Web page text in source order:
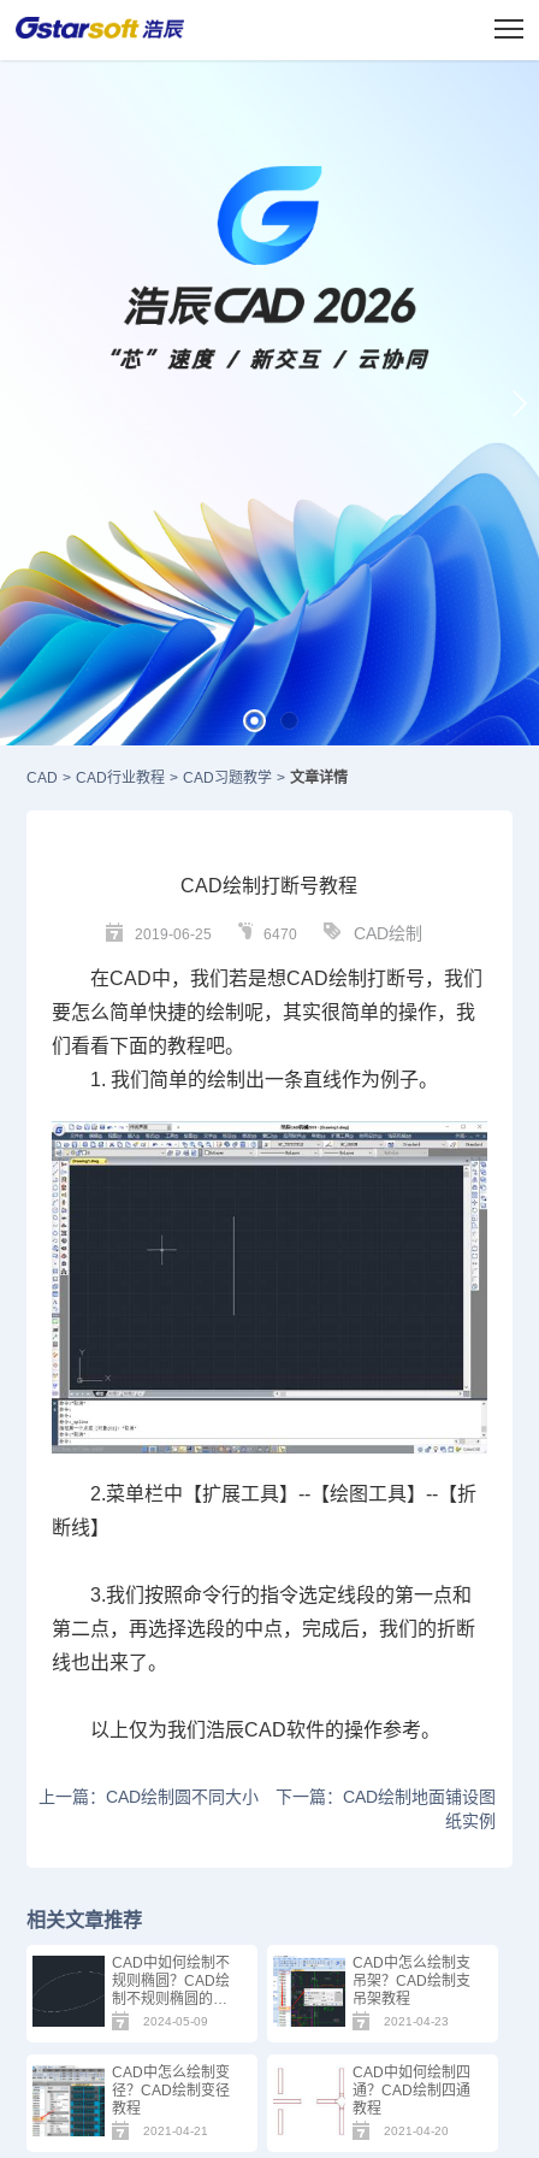
CAD > CAD行业教程 > CAD习题教学 > 文章详情
CAD绘制打断号教程
2019-06-25 6470 CAD绘制
在CAD中，我们若是想CAD绘制打断号，我们
要怎么简单快捷的绘制呢，其实很简单的操作，我
们看看下面的教程吧。
1. 我们简单的绘制出一条直线作为例子。
2.菜单栏中【扩展工具】 --【绘图工具】 --【折
断线】
3.我们按照命令行的指令选定线段的第一点和
第二点，再选择选段的中点，完成后，我们的折断
线也出来了。
以上仅为我们浩辰CAD软件的操作参考。
上一篇：CAD绘制圆不同大小
下一篇：CAD绘制地面铺设图
纸实例
相关文章推荐
CAD中如何绘制不
规则椭圆？CAD绘
制不规则椭圆的方
法步骤2024-05-09
CAD中怎么绘制支
吊架？CAD绘制支
吊架教程
2021-04-23
CAD中怎么绘制变
径？CAD绘制变径
教程
2021-04-21
CAD中如何绘制四
通？CAD绘制四通
教程
2021-04-20